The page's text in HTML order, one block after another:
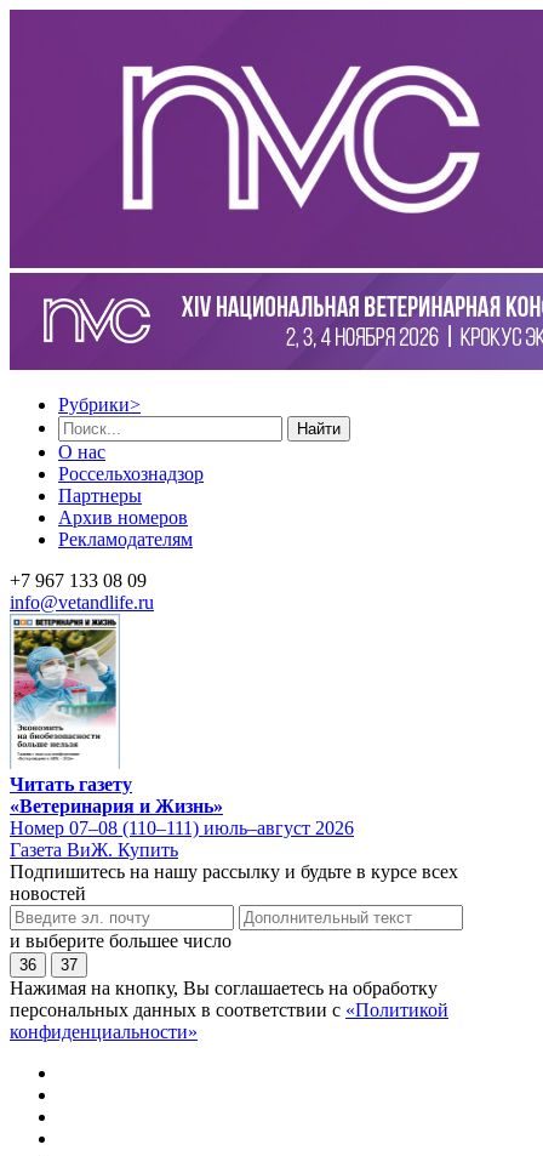
Рубрики>
Найти
О нас
Россельхознадзор
Партнеры
Архив номеров
Рекламодателям
+7 967 133 08 09
info@vetandlife.ru
Читать газету
«Ветеринария и Жизнь»
Номер 07–08 (110–111) июль–август 2026
Газета ВиЖ. Купить
Подпишитесь на нашу рассылку и будьте в курсе всех
новостей
и выберите большее число
36 37
Нажимая на кнопку, Вы соглашаетесь на обработку
персональных данных в соответствии с «Политикой
конфиденциальности»